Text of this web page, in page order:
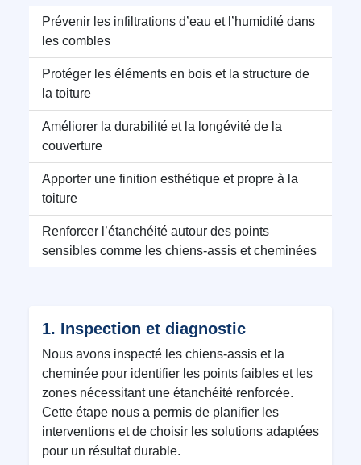
Prévenir les infiltrations d’eau et l’humidité dans
les combles
Protéger les éléments en bois et la structure de
la toiture
Améliorer la durabilité et la longévité de la
couverture
Apporter une finition esthétique et propre à la
toiture
Renforcer l’étanchéité autour des points
sensibles comme les chiens-assis et cheminées
1. Inspection et diagnostic
Nous avons inspecté les chiens-assis et la
cheminée pour identifier les points faibles et les
zones nécessitant une étanchéité renforcée.
Cette étape nous a permis de planifier les
interventions et de choisir les solutions adaptées
pour un résultat durable.